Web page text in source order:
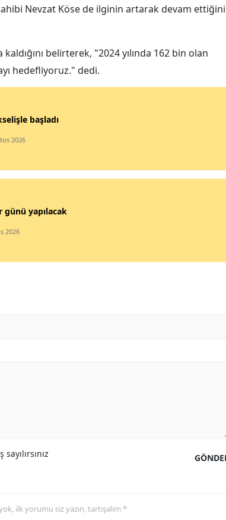
Samsun
Sinop
Tunceli
Nevzat Köse de ilginin artarak devam ettiğini
belirterek, "2024 yılında 162 bin olan
hedefliyoruz." dedi.
başladı
2026
günü yapılacak
2026
ilk yorumu siz yazın, tartışalım *